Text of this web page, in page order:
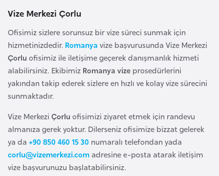
Vize Merkezi Çorlu
Ofisimiz sizlere sorunsuz bir vize süreci sunmak için
hizmetinizdedir. Romanya vize başvurusunda Vize Merkezi
Çorlu ofisimiz ile iletişime geçerek danışmanlık hizmeti
alabilirsiniz. Ekibimiz Romanya vize prosedürlerini
yakından takip ederek sizlere en hızlı ve kolay vize sürecini
sunmaktadır.
Vize Merkezi Çorlu ofisimizi ziyaret etmek için randevu
almanıza gerek yoktur. Dilerseniz ofisimize bizzat gelerek
ya da +90 850 460 15 30 numaralı telefondan yada
corlu@vizemerkezi.com adresine e-posta atarak iletişim
vize başvurunuzu başlatabilirsiniz.
t
a
n
E
r
m
n
i
s
t
a